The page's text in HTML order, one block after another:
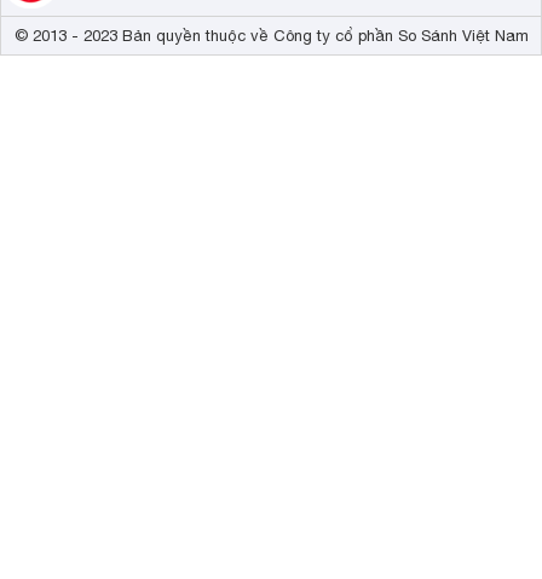
© 2013 - 2023 Bản quyền thuộc về Công ty cổ phần So Sánh Việt Nam